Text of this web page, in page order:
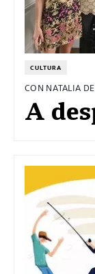
CULTURA
CON NATALIA
A